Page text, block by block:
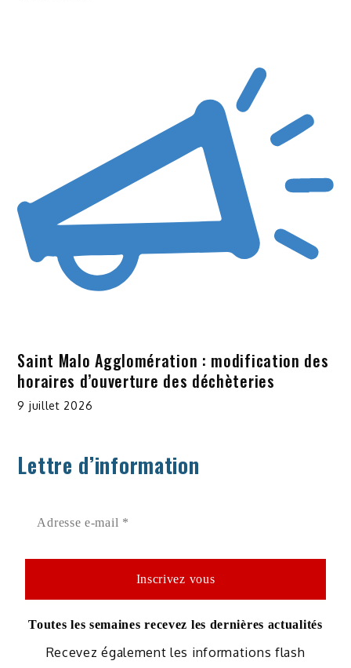
Saint Malo Agglomération : modification des
horaires d’ouverture des déchèteries
9 juillet 2026
Lettre d’information
Toutes les semaines recevez les dernières actualités
Recevez également les informations flash